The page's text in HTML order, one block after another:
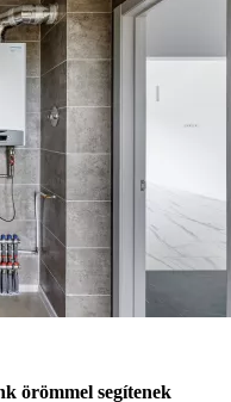
örömmel segítenek